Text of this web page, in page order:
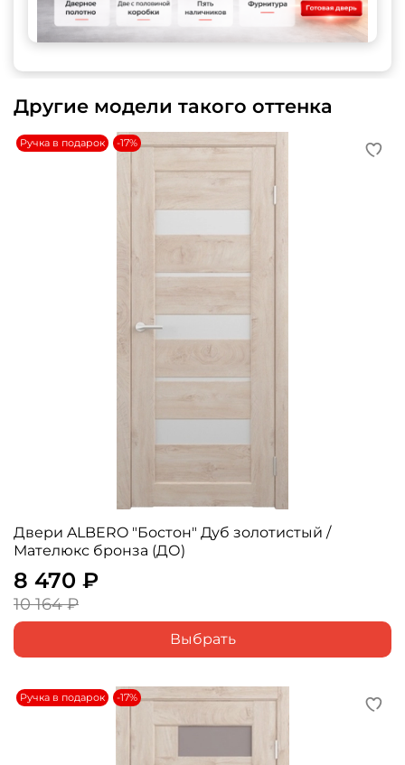
Другие модели такого оттенка
Ручка в подарок -17%
Двери ALBERO "Бостон" Дуб золотистый /
Мателюкс бронза (ДО)
8 470 ₽
10 164 ₽
Выбрать
Ручка в подарок -17%